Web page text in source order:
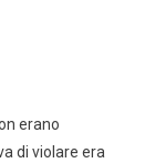
erano
di violare era